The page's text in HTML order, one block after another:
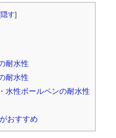
[隠す]
耐水性
耐水性
水性ボールペンの耐水性
おすすめ